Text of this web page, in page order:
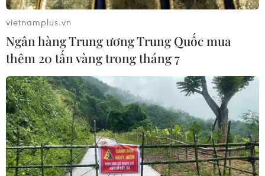
lên cao, siết chặt việc đi lại
10/04/2020 09:41
Indonesia ghi nhận thêm 219 ca nhiễm virus SARS-CoV-
2, Philippines cũng ghi nhận thêm 119 ca nhiễm, trong
khi Malaysia và Campuchia phải ban hành và kéo dài
quy định hạn chế đi lại trong toàn quốc.
vietnamplus.vn
Ngân hàng Trung ương Trung Quốc mua
thêm 20 tấn vàng trong tháng 7